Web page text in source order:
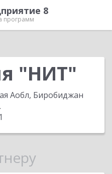
8
программ
"НИТ"
Аобл, Биробиджан
.